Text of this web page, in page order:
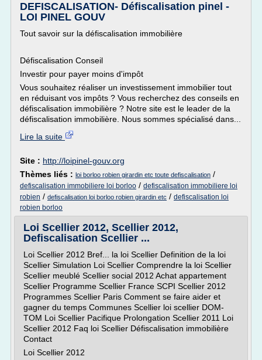
DEFISCALISATION- Défiscalisation pinel -
LOI PINEL GOUV
Tout savoir sur la défiscalisation immobilière
Défiscalisation Conseil
Investir pour payer moins d'impôt
Vous souhaitez réaliser un investissement immobilier tout
en réduisant vos impôts ? Vous recherchez des conseils en
défiscalisation immobilière ? Notre site est le leader de la
défiscalisation immobilière. Nous sommes spécialisé dans...
Lire la suite
Site : http://loipinel-gouv.org
Thèmes liés : loi borloo robien girardin etc toute defiscalisation /
defiscalisation immobiliere loi borloo / defiscalisation immobiliere loi
robien / defiscalisation loi borloo robien girardin etc / defiscalisation loi
robien borloo
Loi Scellier 2012, Scellier 2012,
Defiscalisation Scellier ...
Loi Scellier 2012 Bref... la loi Scellier Definition de la loi
Scellier Simulation Loi Scellier Comprendre la loi Scellier
Scellier meublé Scellier social 2012 Achat appartement
Scellier Programme Scellier France SCPI Scellier 2012
Programmes Scellier Paris Comment se faire aider et
gagner du temps Communes Scellier loi scellier DOM-
TOM Loi Scellier Pacifique Prolongation Scellier 2011 Loi
Scellier 2012 Faq loi Scellier Défiscalisation immobilière
Contact
Loi Scellier 2012